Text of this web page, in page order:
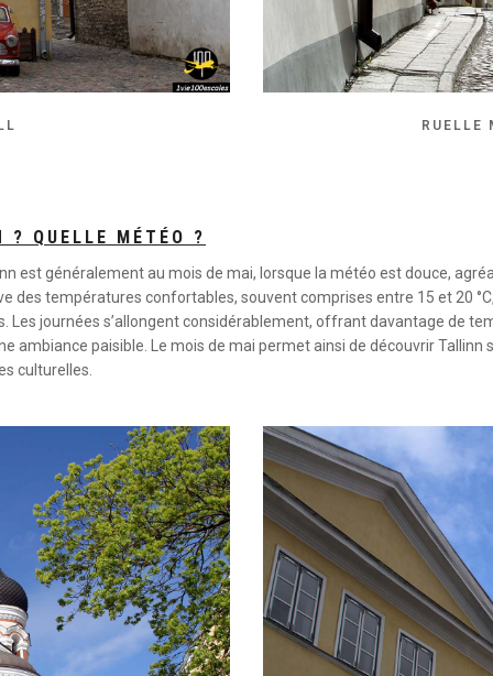
RUELLE
QUELLE MÉTÉO ?
est généralement au mois de mai, lorsque la météo est douce,
des températures confortables, souvent comprises entre 15 et 20
Les journées s’allongent considérablement, offrant davantage de
ambiance paisible. Le mois de mai permet ainsi de découvrir Tallinn
culturelles.